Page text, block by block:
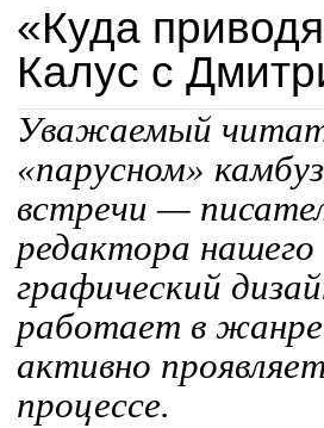
«Куда
Калус с
Уважаемый
«парусном»
встречи —
редактора
графический
работает в
активно
процессе.